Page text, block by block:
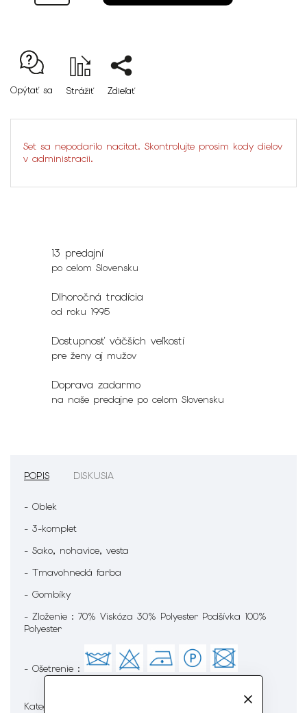
Opýtať sa Strážiť Zdieľať
Set sa nepodarilo nacitat. Skontrolujte prosim kody dielov
v administracii.
13 predajní
po celom Slovensku
Dlhoročná tradícia
od roku 1995
Dostupnosť väčších veľkostí
pre ženy aj mužov
Doprava zadarmo
na naše predajne po celom Slovensku
POPIS DISKUSIA
- Oblek
- 3-komplet
- Sako, nohavice, vesta
- Tmavohnedá farba
- Gombíky
- Zloženie : 70% Viskóza 30% Polyester Podšívka 100%
Polyester
- Ošetrenie :
Kategória